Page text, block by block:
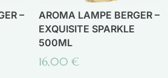
–
AROMA LAMPE BERGER –
EXQUISITE SPARKLE
500ML
16,00 €